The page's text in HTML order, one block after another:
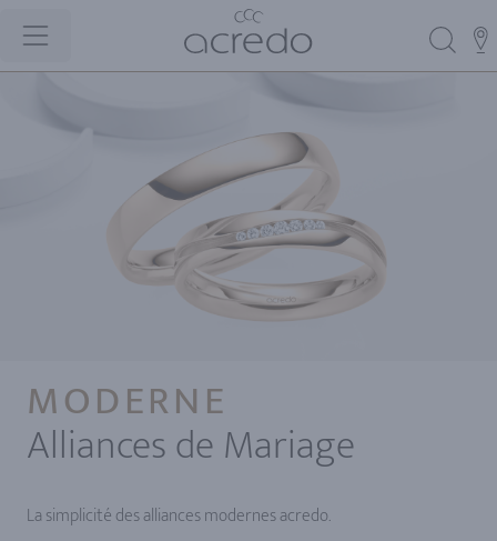
MODERNE
Alliances de Mariage
La simplicité des alliances modernes acredo.